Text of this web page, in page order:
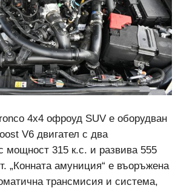
4х4 офроуд SUV е оборудван
V6 двигател с два
мощност 315 к.с. и развива 555
„Конната амуниция“ е въоръжена
трансмисия и система,